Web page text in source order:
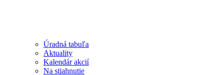
Úradná tabuľa
Aktuality
Kalendár akcií
Na stiahnutie